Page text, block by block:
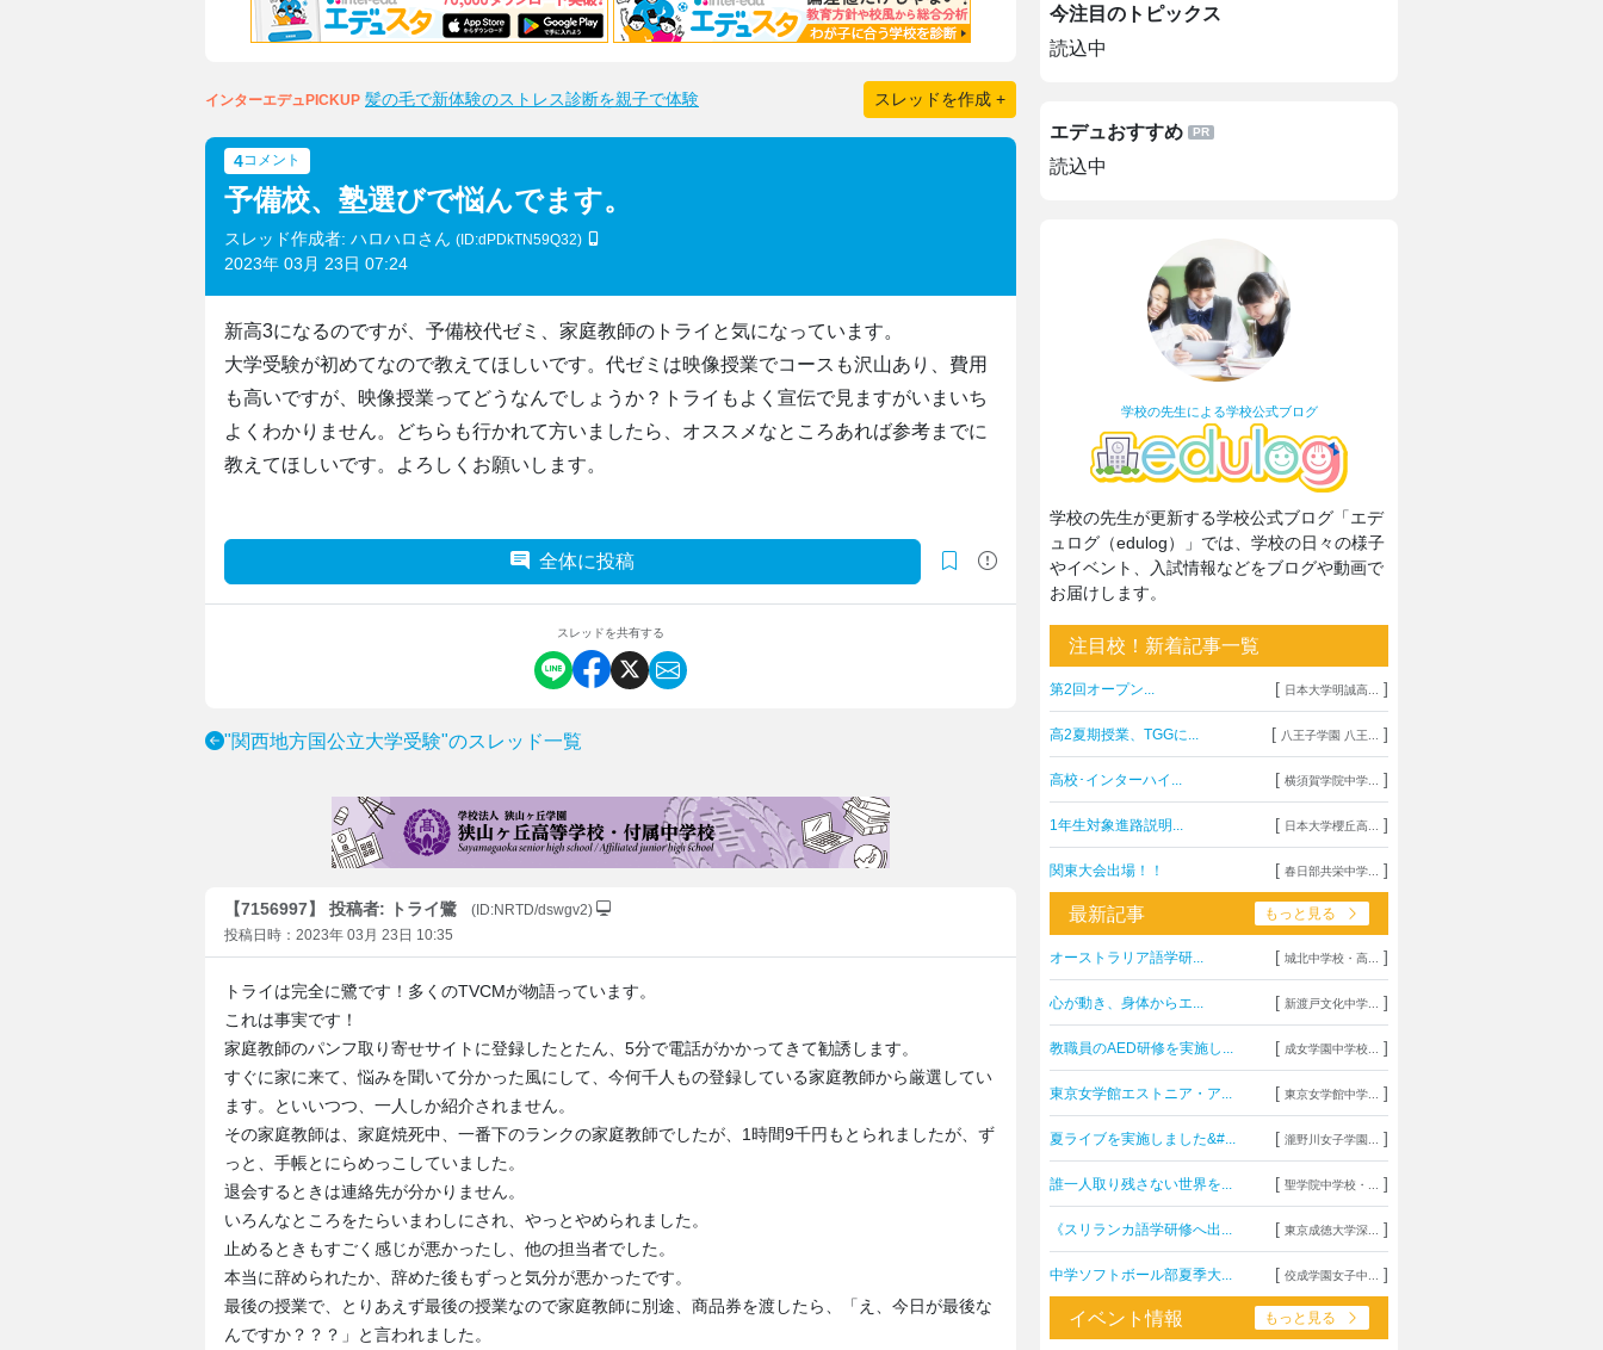
インターエデュPICKUP 髪の毛で新体験のストレス診断を親子で体験 スレッドを作成 +
4コメント
予備校、塾選びで悩んでます。
スレッド作成者: ハロハロさん (ID:dPDkTN59Q32)
2023年 03月 23日 07:24
新高3になるのですが、予備校代ゼミ、家庭教師のトライと気になっています。
大学受験が初めてなので教えてほしいです。代ゼミは映像授業でコースも沢山あり、費用
も高いですが、映像授業ってどうなんでしょうか？トライもよく宣伝で見ますがいまいち
よくわかりません。どちらも行かれて方いましたら、オススメなところあれば参考までに
教えてほしいです。よろしくお願いします。
全体に投稿
スレッドを共有する
"関西地方国公立大学受験"のスレッド一覧
【7156997】 投稿者: トライ鷺
(ID:NRTD/dswgv2)
投稿日時：2023年 03月 23日 10:35
トライは完全に鷺です！多くのTVCMが物語っています。
これは事実です！
家庭教師のパンフ取り寄せサイトに登録したとたん、5分で電話がかかってきて勧誘します。
すぐに家に来て、悩みを聞いて分かった風にして、今何千人もの登録している家庭教師から厳選してい
ます。といいつつ、一人しか紹介されません。
その家庭教師は、家庭焼死中、一番下のランクの家庭教師でしたが、1時間9千円もとられましたが、ず
っと、手帳とにらめっこしていました。
退会するときは連絡先が分かりません。
いろんなところをたらいまわしにされ、やっとやめられました。
止めるときもすごく感じが悪かったし、他の担当者でした。
本当に辞められたか、辞めた後もずっと気分が悪かったです。
最後の授業で、とりあえず最後の授業なので家庭教師に別途、商品券を渡したら、「え、今日が最後な
んですか？？？」と言われました。
今注目のトピックス
読込中
エデュおすすめ
読込中
学校の先生による学校公式ブログ
学校の先生が更新する学校公式ブログ「エデ
ュログ（edulog）」では、学校の日々の様子
やイベント、入試情報などをブログや動画で
お届けします。
注目校！新着記事一覧
第2回オープン... [ 日本大学明誠高... ]
高2夏期授業、TGGに... [ 八王子学園 八王... ]
高校･インターハイ... [ 横須賀学院中学... ]
1年生対象進路説明... [ 日本大学櫻丘高... ]
関東大会出場！！ [ 春日部共栄中学... ]
最新記事 もっと見る
オーストラリア語学研... [ 城北中学校・高... ]
心が動き、身体からエ... [ 新渡戸文化中学... ]
教職員のAED研修を実施し... [ 成女学園中学校... ]
東京女学館エストニア・ア... [ 東京女学館中学... ]
夏ライブを実施しました&#... [ 瀧野川女子学園... ]
誰一人取り残さない世界を... [ 聖学院中学校・... ]
《スリランカ語学研修へ出... [ 東京成徳大学深... ]
中学ソフトボール部夏季大... [ 佼成学園女子中... ]
イベント情報 もっと見る